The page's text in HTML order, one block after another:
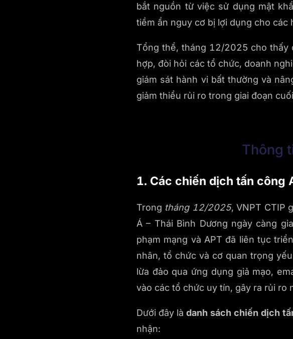
bắt nguồn từ việc sử dụng mật
tiềm ẩn nguy cơ bị lợi dụng cho các
Tổng thể, tháng 12/2025 cho thấy
hợp, đòi hỏi các tổ chức, doanh
giám sát hành vi bất thường và
giảm thiểu rủi ro trong giai đoạn
Thông
1. Các chiến dịch tấn công
Trong tháng 12/2025, VNPT CTIP
Á – Thái Bình Dương ngày càng
phạm mạng và APT đã liên tục
nhân, tổ chức và cơ quan trọng
lừa đảo qua ứng dụng giả mạo,
vào các tổ chức uy tín, gây ra rủi ro
Dưới đây là danh sách chiến dịch
nhận: